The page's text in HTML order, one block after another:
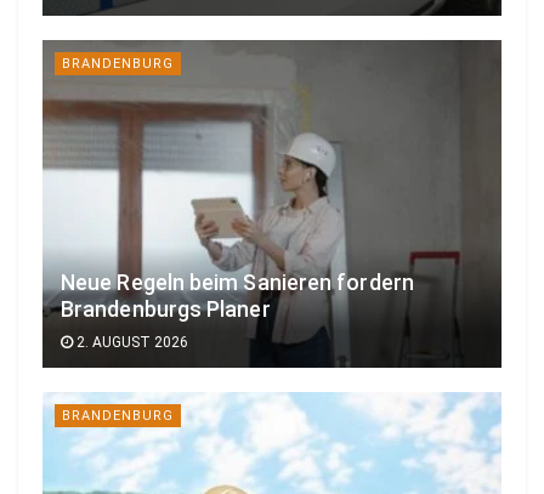
BRANDENBURG
Neue Regeln beim Sanieren fordern
Brandenburgs Planer
2. AUGUST 2026
BRANDENBURG